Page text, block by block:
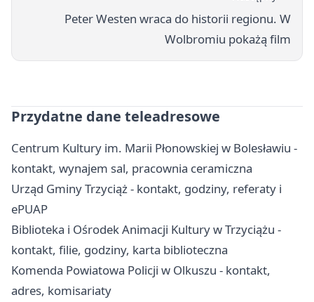
Peter Westen wraca do historii regionu. W
Wolbromiu pokażą film
Przydatne dane teleadresowe
Centrum Kultury im. Marii Płonowskiej w Bolesławiu -
kontakt, wynajem sal, pracownia ceramiczna
Urząd Gminy Trzyciąż - kontakt, godziny, referaty i
ePUAP
Biblioteka i Ośrodek Animacji Kultury w Trzyciążu -
kontakt, filie, godziny, karta biblioteczna
Komenda Powiatowa Policji w Olkuszu - kontakt,
adres, komisariaty